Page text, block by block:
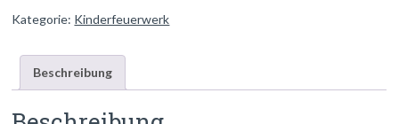
Kategorie: Kinderfeuerwerk
Beschreibung